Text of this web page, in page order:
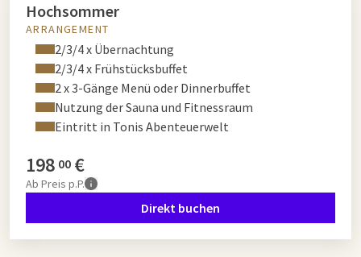
Hochsommer
ARRANGEMENT
2/3/4 x Übernachtung
2/3/4 x Frühstücksbuffet
2 x 3-Gänge Menü oder Dinnerbuffet
Nutzung der Sauna und Fitnessraum
Eintritt in Tonis Abenteuerwelt
198 00 €
Ab Preis p.P.
Direkt buchen